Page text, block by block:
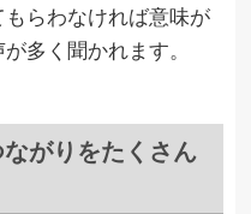
らわなければ意味が
多く聞かれます。
がりをたくさん